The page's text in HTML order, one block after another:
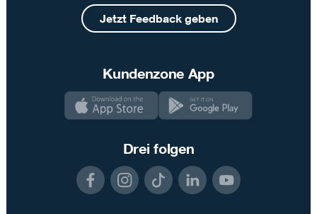
Jetzt Feedback geben
Kundenzone App
Drei folgen